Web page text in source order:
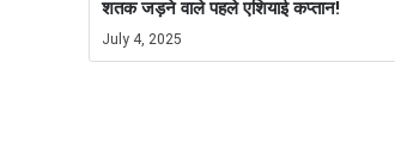
शतक जड़ने वाले पहले एशियाई कप्तान!
July 4, 2025